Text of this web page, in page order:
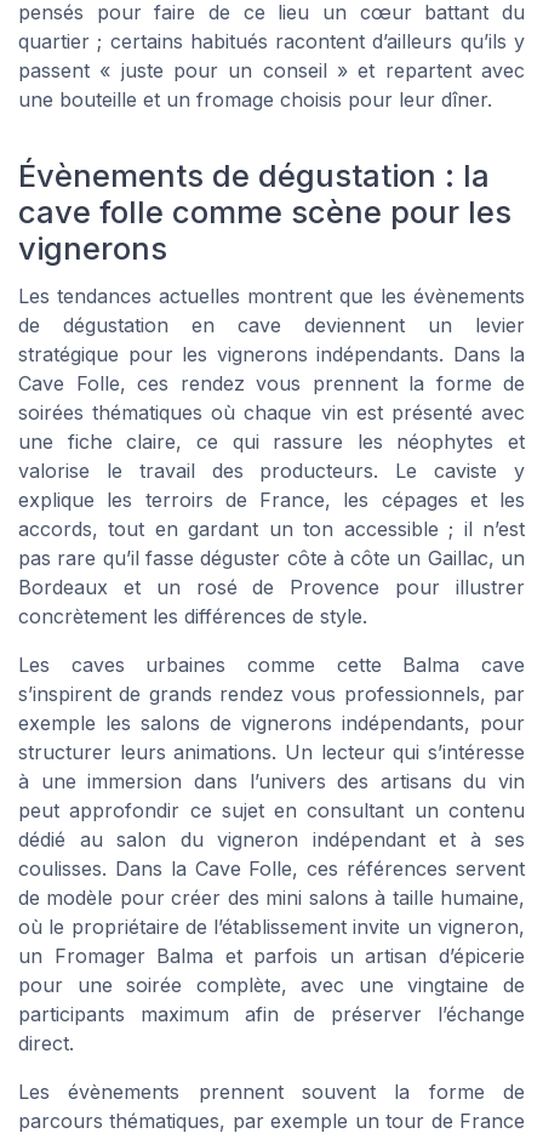
pensés pour faire de ce lieu un cœur battant du
quartier ; certains habitués racontent d’ailleurs qu’ils y
passent « juste pour un conseil » et repartent avec
une bouteille et un fromage choisis pour leur dîner.
Évènements de dégustation : la
cave folle comme scène pour les
vignerons
Les tendances actuelles montrent que les évènements
de dégustation en cave deviennent un levier
stratégique pour les vignerons indépendants. Dans la
Cave Folle, ces rendez vous prennent la forme de
soirées thématiques où chaque vin est présenté avec
une fiche claire, ce qui rassure les néophytes et
valorise le travail des producteurs. Le caviste y
explique les terroirs de France, les cépages et les
accords, tout en gardant un ton accessible ; il n’est
pas rare qu’il fasse déguster côte à côte un Gaillac, un
Bordeaux et un rosé de Provence pour illustrer
concrètement les différences de style.
Les caves urbaines comme cette Balma cave
s’inspirent de grands rendez vous professionnels, par
exemple les salons de vignerons indépendants, pour
structurer leurs animations. Un lecteur qui s’intéresse
à une immersion dans l’univers des artisans du vin
peut approfondir ce sujet en consultant un contenu
dédié au salon du vigneron indépendant et à ses
coulisses. Dans la Cave Folle, ces références servent
de modèle pour créer des mini salons à taille humaine,
où le propriétaire de l’établissement invite un vigneron,
un Fromager Balma et parfois un artisan d’épicerie
pour une soirée complète, avec une vingtaine de
participants maximum afin de préserver l’échange
direct.
Les évènements prennent souvent la forme de
parcours thématiques, par exemple un tour de France